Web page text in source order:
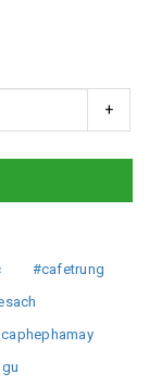
+
#cafetrung
caphephamay